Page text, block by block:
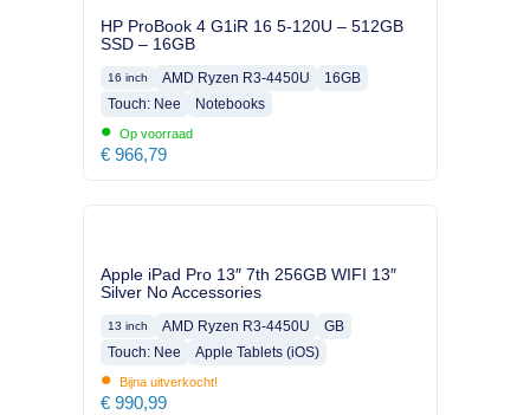
HP ProBook 4 G1iR 16 5-120U – 512GB
SSD – 16GB
16 inch AMD Ryzen R3-4450U
16GB
Touch: Nee
Notebooks
• Op voorraad
€ 966,79
Apple iPad Pro 13″ 7th 256GB WIFI 13″
Silver No Accessories
13 inch AMD Ryzen R3-4450U
GB
Touch: Nee
Apple Tablets (iOS)
• Bijna uitverkocht!
€ 990,99